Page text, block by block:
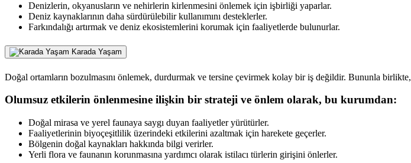
Denizlerin, okyanusların ve nehirlerin kirlenmesini önlemek için işbirliği yaparlar.
Deniz kaynaklarının daha sürdürülebilir kullanımını desteklerler.
Farkındalığı artırmak ve deniz ekosistemlerini korumak için faaliyetlerde bulunurlar.
Karada Yaşam
Doğal ortamların bozulmasını önlemek, durdurmak ve tersine çevirmek kolay bir iş değildir. Bununla birlikte,
Olumsuz etkilerin önlenmesine ilişkin bir strateji ve önlem olarak, bu kurumdan:
Doğal mirasa ve yerel faunaya saygı duyan faaliyetler yürütürler.
Faaliyetlerinin biyoçeşitlilik üzerindeki etkilerini azaltmak için harekete geçerler.
Bölgenin doğal kaynakları hakkında bilgi verirler.
Yerli flora ve faunanın korunmasına yardımcı olarak istilacı türlerin girişini önlerler.